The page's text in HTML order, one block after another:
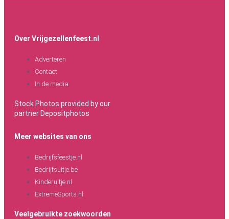
Over Vrijgezellenfeest.nl
Adverteren
Contact
In de media
Stock Photos provided by our
partner Depositphotos
Meer websites van ons
Bedrijfsfeestje.nl
Bedrijfsuitje.be
Kinderuitje.nl
ExtremeSports.nl
Veelgebruikte zoekwoorden